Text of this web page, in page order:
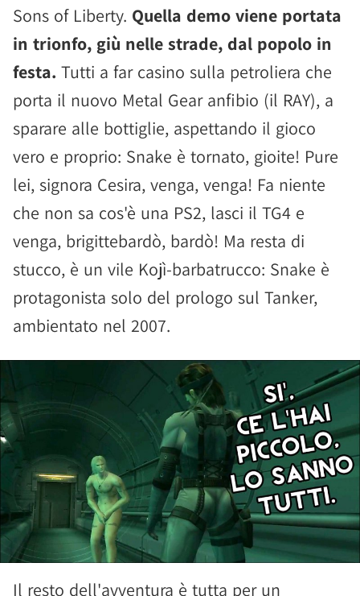
Sons of Liberty. Quella demo viene portata
in trionfo, giù nelle strade, dal popolo in
festa. Tutti a far casino sulla petroliera che
porta il nuovo Metal Gear anfibio (il RAY), a
sparare alle bottiglie, aspettando il gioco
vero e proprio: Snake è tornato, gioite! Pure
lei, signora Cesira, venga, venga! Fa niente
che non sa cos'è una PS2, lasci il TG4 e
venga, brigittebardò, bardò! Ma resta di
stucco, è un vile Kojì-barbatrucco: Snake è
protagonista solo del prologo sul Tanker,
ambientato nel 2007.
Il resto dell'avventura è tutta per un